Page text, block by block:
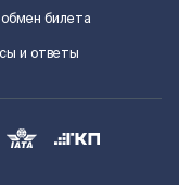
билета
и ответы